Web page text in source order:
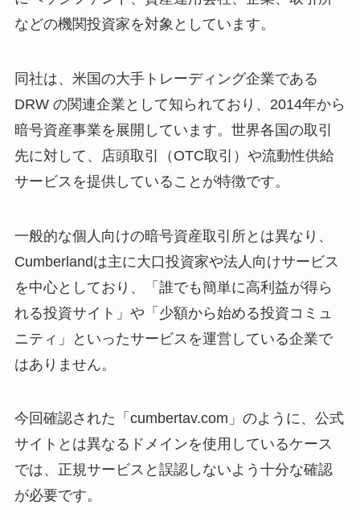
などの機関投資家を対象としています。
同社は、米国の大手トレーディング企業である
DRW の関連企業として知られており、2014年から
暗号資産事業を展開しています。世界各国の取引
先に対して、店頭取引（OTC取引）や流動性供給
サービスを提供していることが特徴です。
一般的な個人向けの暗号資産取引所とは異なり、
Cumberlandは主に大口投資家や法人向けサービス
を中心としており、「誰でも簡単に高利益が得ら
れる投資サイト」や「少額から始める投資コミュ
ニティ」といったサービスを運営している企業で
はありません。
今回確認された「cumbertav.com」のように、公式
サイトとは異なるドメインを使用しているケース
では、正規サービスと誤認しないよう十分な確認
が必要です。